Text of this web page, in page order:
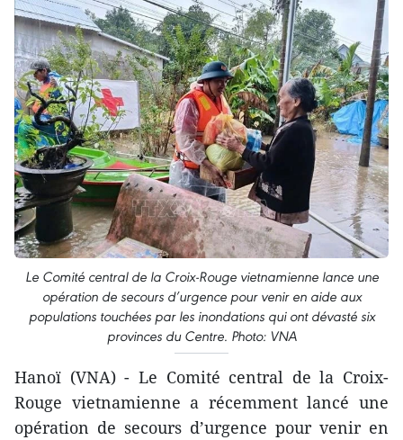
Le Comité central de la Croix-Rouge vietnamienne lance une
opération de secours d’urgence pour venir en aide aux
populations touchées par les inondations qui ont dévasté six
provinces du Centre. Photo: VNA
Hanoï (VNA) - Le Comité central de la Croix-
Rouge vietnamienne a récemment lancé une
opération de secours d’urgence pour venir en